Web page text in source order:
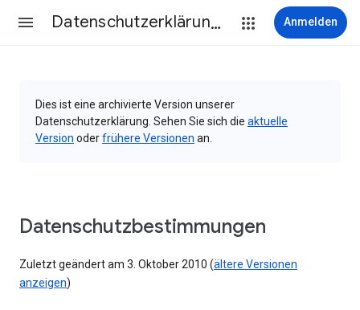
Datenschutzerklärung & Nutzungsbedingungen Anmelden
Dies ist eine archivierte Version unserer
Datenschutzerklärung. Sehen Sie sich die aktuelle
Version oderfrühere Versionen an.
Datenschutzbestimmungen
Zuletzt geändert am 3. Oktober 2010 (ältere Versionen
anzeigen)